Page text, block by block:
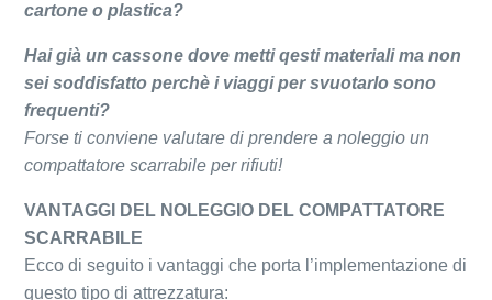
cartone o plastica?
Hai già un cassone dove metti qesti materiali ma non
sei soddisfatto perchè i viaggi per svuotarlo sono
frequenti?
Forse ti conviene valutare di prendere a noleggio un
compattatore scarrabile per rifiuti!
VANTAGGI DEL NOLEGGIO DEL COMPATTATORE
SCARRABILE
Ecco di seguito i vantaggi che porta l’implementazione di
questo tipo di attrezzatura: